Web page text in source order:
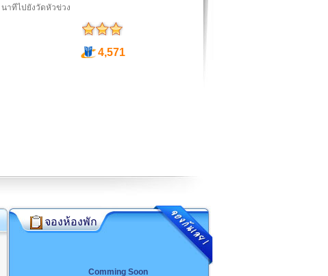
นาทีไปยังวัดหัวข่วง
4,571
จองห้องพัก
Comming Soon